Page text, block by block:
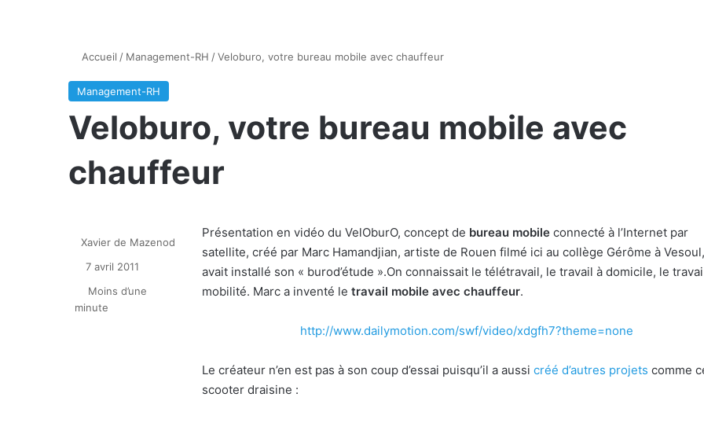
Accueil / Management-RH /Veloburo, votre bureau mobile avec chauffeur
Management-RH
Veloburo, votre bureau mobile avec
chauffeur
Présentation en vidéo du VelOburO, concept de bureau mobile connecté à l’Internet par
satellite, créé par Marc Hamandjian, artiste de Rouen filmé ici au collège Gérôme à
avait installé son « burod’étude ».On connaissait le télétravail, le travail à domicile, le
mobilité. Marc a inventé le travail mobile avec chauffeur.
http://www.dailymotion.com/swf/video/xdgfh7?theme=none
Le créateur n’en est pas à son coup d’essai puisqu’il a aussi créé d’autres projets comme
scooter draisine :
Xavier de Mazenod
7 avril 2011
Moins d’une
minute